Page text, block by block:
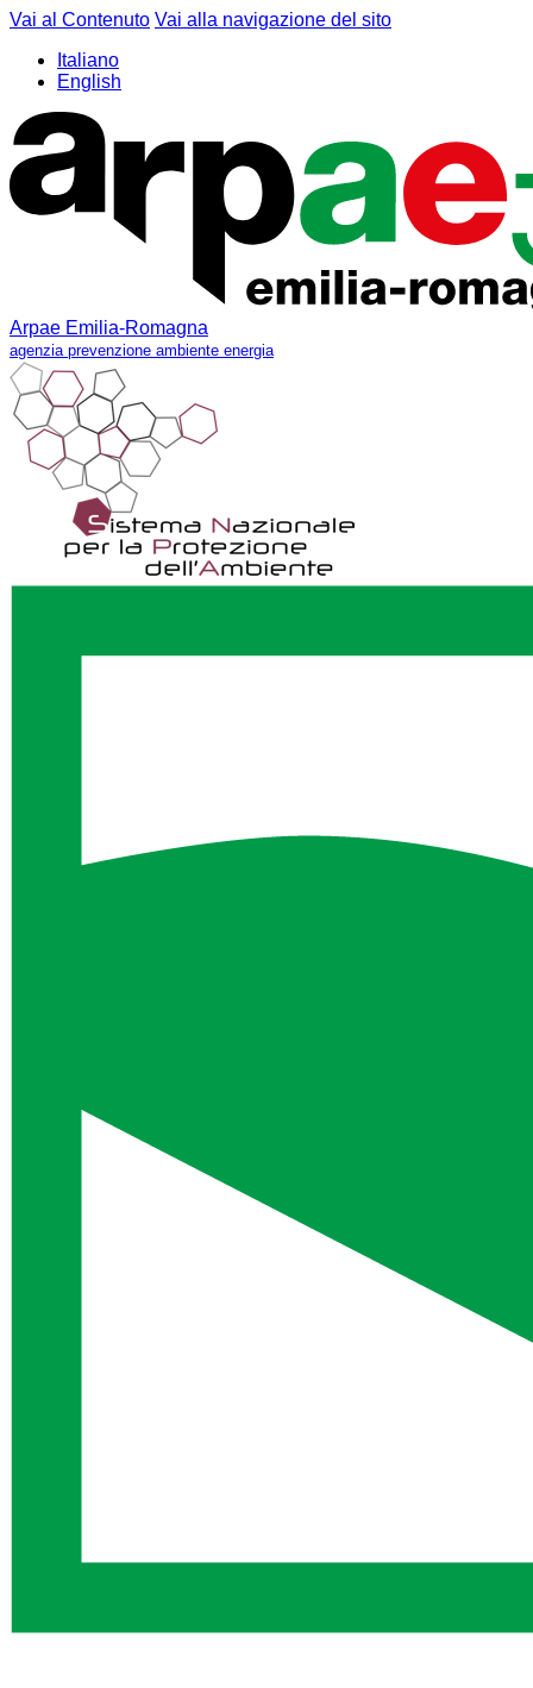
Vai al Contenuto Vai alla navigazione del sito
Italiano
English
Arpae Emilia-Romagna
agenzia prevenzione ambiente energia